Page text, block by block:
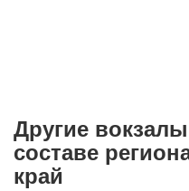
Другие
составе
край